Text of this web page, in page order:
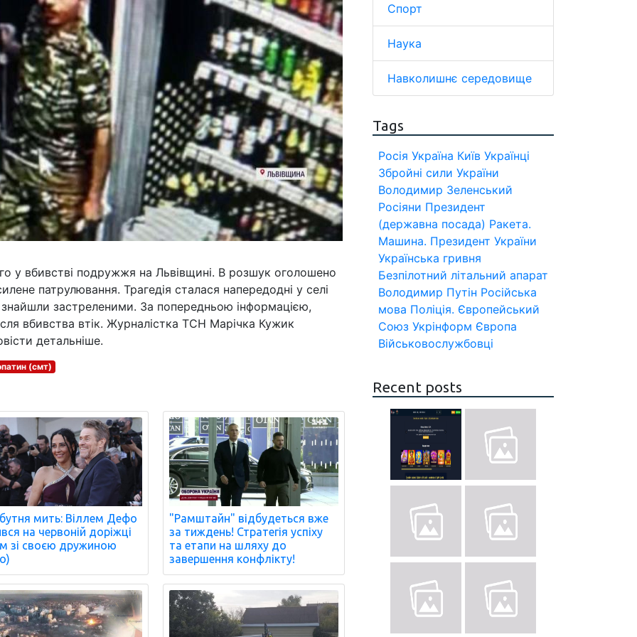
у вбивстві подружжя на Львівщині. В розшук оголошено
патрулювання. Трагедія сталася напередодні у селі
застреленими. За попередньою інформацією,
вбивства втік. Журналістка ТСН Марічка Кужик
детальніше.
(смт)
мить: Віллем Дефо
на червоній доріжці
зі своєю дружиною
"Рамштайн" відбудеться вже
за тиждень! Стратегія успіху
та етапи на шляху до
завершення конфлікту!
Спорт
Наука
Навколишнє середовище
Tags
Росія Україна Київ Українці
Збройні сили України
Володимир Зеленський
Росіяни Президент
(державна посада) Ракета.
Машина. Президент України
Українська гривня
Безпілотний літальний апарат
Володимир Путін Російська
мова Поліція. Європейський
Союз Укрінформ Європа
Військовослужбовці
Recent posts